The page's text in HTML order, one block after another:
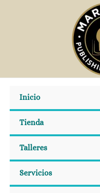
Inicio
Tienda
Talleres
Servicios